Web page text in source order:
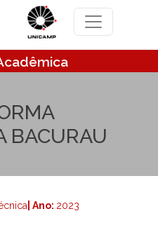
BACURAU
| Ano: 2023